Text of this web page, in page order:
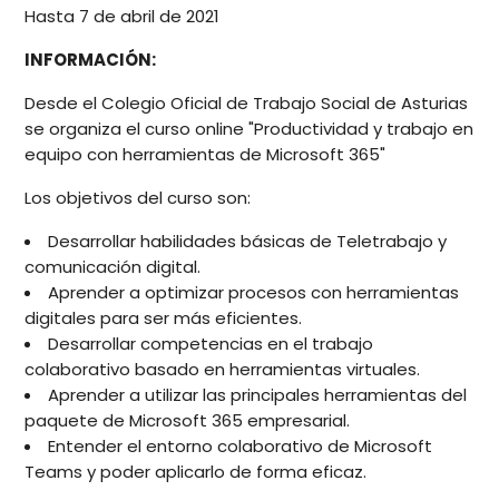
Hasta 7 de abril de 2021
INFORMACIÓN:
Desde el Colegio Oficial de Trabajo Social de Asturias
se organiza el curso online "Productividad y trabajo en
equipo con herramientas de Microsoft 365"
Los objetivos del curso son:
Desarrollar habilidades básicas de Teletrabajo y
comunicación digital.
Aprender a optimizar procesos con herramientas
digitales para ser más eficientes.
Desarrollar competencias en el trabajo
colaborativo basado en herramientas virtuales.
Aprender a utilizar las principales herramientas del
paquete de Microsoft 365 empresarial.
Entender el entorno colaborativo de Microsoft
Teams y poder aplicarlo de forma eficaz.